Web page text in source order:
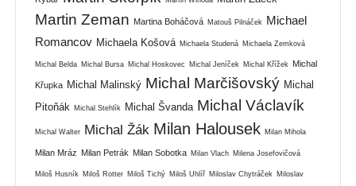
Martin Zeman Martina Boháčová Matouš Pilnáček
Michael
Romancov Michaela Košová Michaela Studená Michaela Zemková
Michal Belda Michal Bursa Michal Hoskovec Michal Jeníček Michal Křížek Michal
Křupka Michal Malinský Michal Marčišovský Michal
Pitoňák
Michal Stehlík Michal Švanda Michal Václavík
Michal Walter Michal Žák Milan Halousek Milan Mihola
Milan Mráz Milan Petrák Milan Sobotka Milan Vlach Milena Josefovičová
Miloš Husník Miloš Rotter Miloš Tichý Miloš Uhlíř Miloslav Chytráček Miloslav